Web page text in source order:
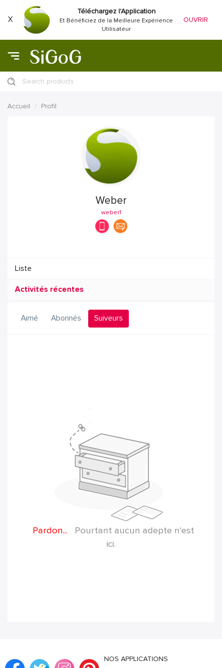
X
Téléchargez l'Application
Et Bénéficiez de la Meilleure Expérience
Utilisateur
OUVRIR
Search products
Accueil Profil
Weber
weber1
Liste
Activités récentes
Aimé Abonnés Suiveurs
Pardon...
Pourtant aucun adepte n'est
ici.
NOS APPLICATIONS